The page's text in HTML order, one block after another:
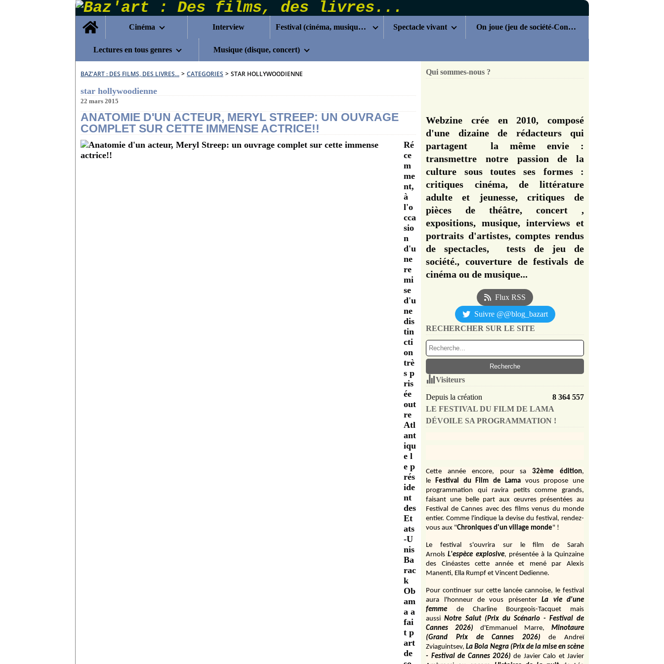
Home
Cinéma
Interview Festival (cinéma, musique...) Spectacle vivant On joue (jeu de société-Concours)
Lectures en tous genres Musique (disque, concert)
BAZ'ART : DES FILMS, DES LIVRES... > CATEGORIES > STAR HOLLYWOODIENNE
star hollywoodienne
22 mars 2015
ANATOMIE D'UN ACTEUR, MERYL STREEP: UN OUVRAGE
COMPLET SUR CETTE IMMENSE ACTRICE!!
Ré
ce
m
me
nt,
à
l'o
cca
sio
n
d'u
ne
re
mi
se
d'u
ne
dis
tin
cti
on
trè
s p
ris
ée
out
re
Atl
ant
iqu
e l
e p
rés
ide
nt
des
Et
ats
-U
nis
Ba
rac
k
Ob
am
a a
fai
t p
art
de
Qui sommes-nous ?
Webzine crée en 2010, composé
d'une dizaine de rédacteurs qui
partagent la même envie :
transmettre notre passion de la
culture sous toutes ses formes :
critiques cinéma, de littérature
adulte et jeunesse, critiques de
pièces de théâtre, concert ,
expositions, musique, interviews et
portraits d'artistes, comptes rendus
de spectacles, tests de jeu de
société., couverture de festivals de
cinéma ou de musique...
Flux RSS
Suivre @@blog_bazart
RECHERCHER SUR LE SITE
Visiteurs
Depuis la création
8 364 557
LE FESTIVAL DU FILM DE LAMA
DÉVOILE SA PROGRAMMATION !
Cette année encore, pour sa 32ème édition,
le Festival du Film de Lama vous propose une
programmation qui ravira petits comme grands,
faisant une belle part aux œuvres présentées au
Festival de Cannes avec des films venus du monde
entier. Comme l'indique la devise du festival, rendez-
vous aux "Chroniques d'un village monde" !
Le festival s'ouvrira sur le film de Sarah
Arnols L'espèce explosive, présentée à la Quinzaine
des Cinéastes cette année et mené par Alexis
Manenti, Ella Rumpf et Vincent Dedienne.
Pour continuer sur cette lancée cannoise, le festival
aura l'honneur de vous présenter
La vie d'une
femme
de Charline Bourgeois-Tacquet
mais
aussi Notre Salut (Prix du Scénario - Festival de
Cannes 2026)
d'Emmanuel Marre,
Minotaure
(Grand Prix de Cannes 2026)
de Andreï
Zviaguintsev,La Bola Negra (Prix de la mise en scène
- Festival de Cannes 2026) de Javier Calo et Javier